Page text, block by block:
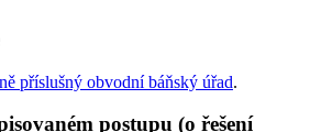
příslušný obvodní báňský úřad.
postupu (o řešení